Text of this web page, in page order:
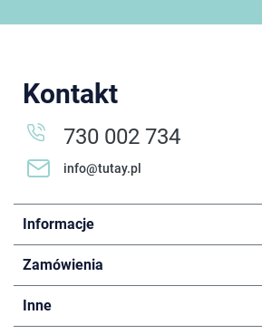
Kontakt
730 002 734
info@tutay.pl
Informacje
Zamówienia
Inne